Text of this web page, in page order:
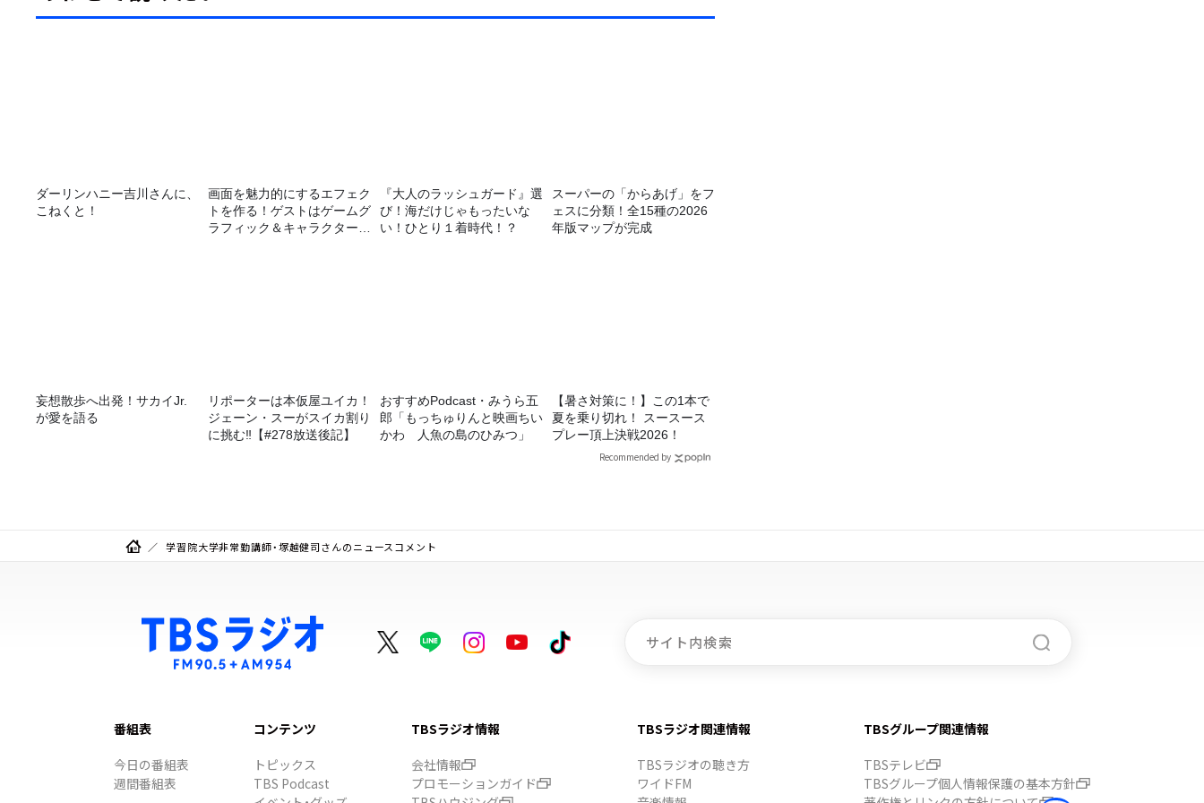
ダーリンハニー吉川さんに、
こねくと！
画面を魅力的にするエフェク
トを作る！ゲストはゲームグ
ラフィック＆キャラクター専
『大人のラッシュガード』選
び！海だけじゃもったいな
い！ひとり１着時代！？
スーパーの「からあげ」をフ
ェスに分類！全15種の2026
年版マップが完成
妄想散歩へ出発！サカイJr.
が愛を語る
リポーターは本仮屋ユイカ！
ジェーン・スーがスイカ割り
に挑む‼【#278放送後記】
おすすめPodcast・みうら五
郎「もっちゅりんと映画ちい
かわ 人魚の島のひみつ」
【暑さ対策に！】この1本で
夏を乗り切れ！ スースース
プレー頂上決戦2026！
Recommended by
学習院大学非常勤講師・塚越健司さんのニュースコメント
番組表
今日の番組表
週間番組表
コンテンツ
トピックス
TBS Podcast
TBSラジオ情報
会社情報
プロモーションガイド
TBSラジオ関連情報
TBSラジオの聴き方
ワイドFM
TBSグループ関連情報
TBSテレビ
TBSグループ個人情報保護の基本方針